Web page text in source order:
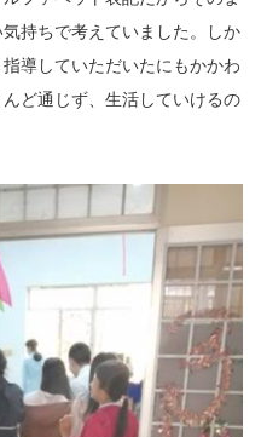
持ちで考えていました。しか
導していただいたにもかかわ
ど通じず、生活していけるの